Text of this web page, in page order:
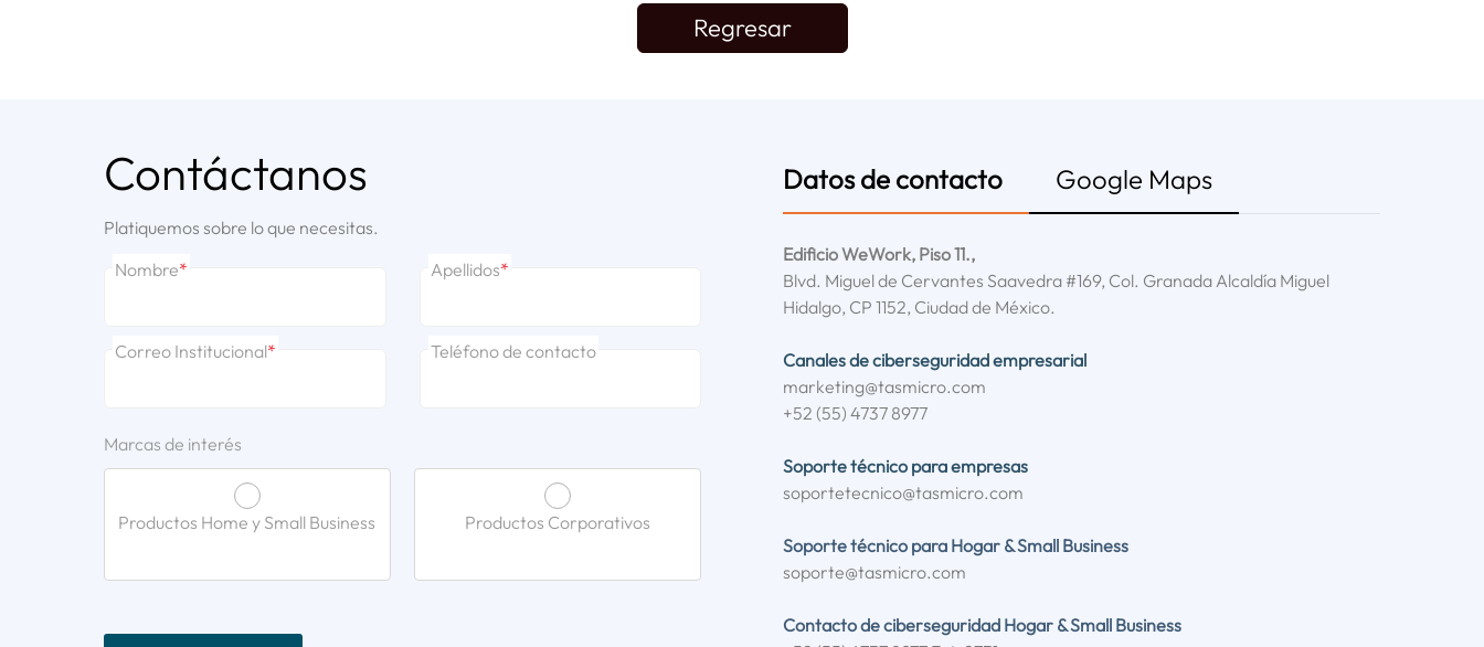
Regresar
Contáctanos
Platiquemos sobre lo que necesitas.
Nombre* Apellidos*
Correo Institucional* Teléfono de contacto
Marcas de interés
Productos Home y Small Business Productos Corporativos
Datos de contacto Google Maps
Edificio WeWork, Piso 11.,
Blvd. Miguel de Cervantes Saavedra #169, Col. Granada Alcaldía Miguel
Hidalgo, CP 1152, Ciudad de México.
Canales de ciberseguridad empresarial
marketing@tasmicro.com
+52 (55) 4737 8977
Soporte técnico para empresas
soportetecnico@tasmicro.com
Soporte técnico para Hogar & Small Business
soporte@tasmicro.com
Contacto de ciberseguridad Hogar & Small Business